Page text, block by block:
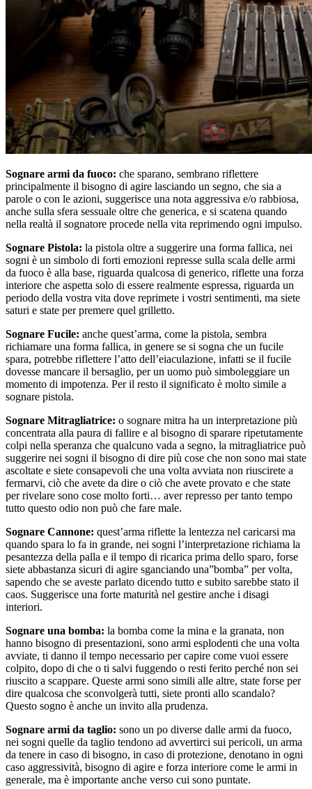
Sognare armi da fuoco: che sparano, sembrano riflettere
principalmente il bisogno di agire lasciando un segno, che sia a
parole o con le azioni, suggerisce una nota aggressiva e/o rabbiosa,
anche sulla sfera sessuale oltre che generica, e si scatena quando
nella realtà il sognatore procede nella vita reprimendo ogni impulso.
Sognare Pistola: la pistola oltre a suggerire una forma fallica, nei
sogni è un simbolo di forti emozioni represse sulla scala delle armi
da fuoco è alla base, riguarda qualcosa di generico, riflette una forza
interiore che aspetta solo di essere realmente espressa, riguarda un
periodo della vostra vita dove reprimete i vostri sentimenti, ma siete
saturi e state per premere quel grilletto.
Sognare Fucile: anche quest’arma, come la pistola, sembra
richiamare una forma fallica, in genere se si sogna che un fucile
spara, potrebbe riflettere l’atto dell’eiaculazione, infatti se il fucile
dovesse mancare il bersaglio, per un uomo può simboleggiare un
momento di impotenza. Per il resto il significato è molto simile a
sognare pistola.
Sognare Mitragliatrice: o sognare mitra ha un interpretazione più
concentrata alla paura di fallire e al bisogno di sparare ripetutamente
colpi nella speranza che qualcuno vada a segno, la mitragliatrice può
suggerire nei sogni il bisogno di dire più cose che non sono mai state
ascoltate e siete consapevoli che una volta avviata non riuscirete a
fermarvi, ciò che avete da dire o ciò che avete provato e che state
per rivelare sono cose molto forti… aver represso per tanto tempo
tutto questo odio non può che fare male.
Sognare Cannone: quest’arma riflette la lentezza nel caricarsi ma
quando spara lo fa in grande, nei sogni l’interpretazione richiama la
pesantezza della palla e il tempo di ricarica prima dello sparo, forse
siete abbastanza sicuri di agire sganciando una”bomba” per volta,
sapendo che se aveste parlato dicendo tutto e subito sarebbe stato il
caos. Suggerisce una forte maturità nel gestire anche i disagi
interiori.
Sognare una bomba: la bomba come la mina e la granata, non
hanno bisogno di presentazioni, sono armi esplodenti che una volta
avviate, ti danno il tempo necessario per capire come vuoi essere
colpito, dopo di che o ti salvi fuggendo o resti ferito perché non sei
riuscito a scappare. Queste armi sono simili alle altre, state forse per
dire qualcosa che sconvolgerà tutti, siete pronti allo scandalo?
Questo sogno è anche un invito alla prudenza.
Sognare armi da taglio: sono un po diverse dalle armi da fuoco,
nei sogni quelle da taglio tendono ad avvertirci sui pericoli, un arma
da tenere in caso di bisogno, in caso di protezione, denotano in ogni
caso aggressività, bisogno di agire e forza interiore come le armi in
generale, ma è importante anche verso cui sono puntate.